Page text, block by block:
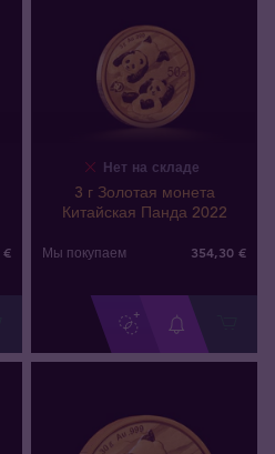
€
Нет на складе
3 г Золотая монета
Китайская Панда 2022
Мы покупаем 354,30 €